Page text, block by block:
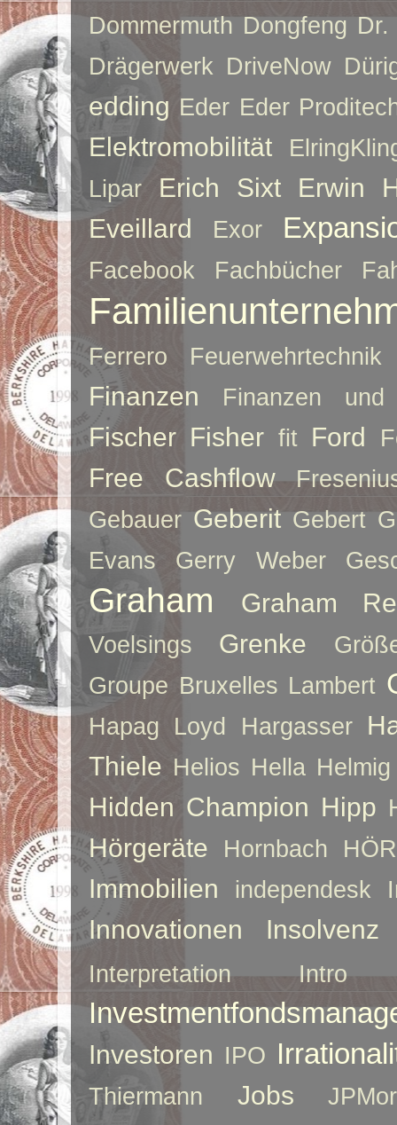
Dommermuth Dongfeng Dr.
Drägerwerk DriveNow
edding Eder Eder
Elektromobilität
Lipar
Erich Sixt
Erwin
Eveillard
Exor
Facebook Fachbücher
Ferrero Feuerwehrtechnik
Finanzen Finanzen und
Fischer Fisher fit Ford
Free Cashflow
Gebauer Geberit Gebert
Evans
Gerry Weber
Graham Graham
Voelsings Grenke
Groupe Bruxelles Lambert
Hapag Loyd Hargasser
Thiele Helios Hella Helmig
Hidden Champion Hipp
Hörgeräte Hornbach
Immobilien independesk
Innovationen Insolvenz
Interpretation Intro
Investoren IPO
Thiermann Jobs